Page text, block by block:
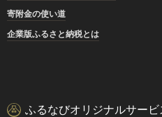
寄附金の使い道
企業版ふるさと納税とは
ふるなびオリジナルサービ